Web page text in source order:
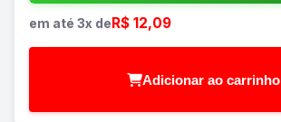
em até 3x de R$ 12,09
Adicionar ao carrinho